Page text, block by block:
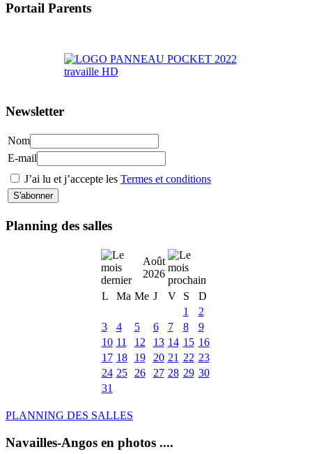
Portail Parents
Newsletter
Nom
E-mail
J’ai lu et j’accepte les Termes et conditions
Planning des salles
Août
2026
L
Ma Me J V S
D
1
2
3
4 5 6 7 8
9
10 11 12 13 14 15 16
17 18 19 20 21 22 23
24 25 26 27 28 29 30
31
PLANNING DES SALLES
Navailles-Angos en photos ....